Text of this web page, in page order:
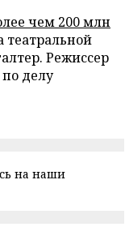
чем 200 млн
театральной
Режиссер
делу
на наши